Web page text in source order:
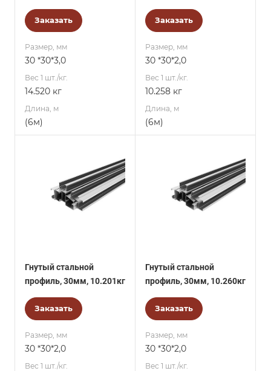
Заказать
Размер, мм
30 *30*3,0
Вес 1 шт./кг.
14.520 кг
Длина, м
(6м)
Заказать
Размер, мм
30 *30*2,0
Вес 1 шт./кг.
10.258 кг
Длина, м
(6м)
Гнутый стальной
профиль, 30мм, 10.201кг
Заказать
Размер, мм
30 *30*2,0
Вес 1 шт./кг.
Гнутый стальной
профиль, 30мм, 10.260кг
Заказать
Размер, мм
30 *30*2,0
Вес 1 шт./кг.